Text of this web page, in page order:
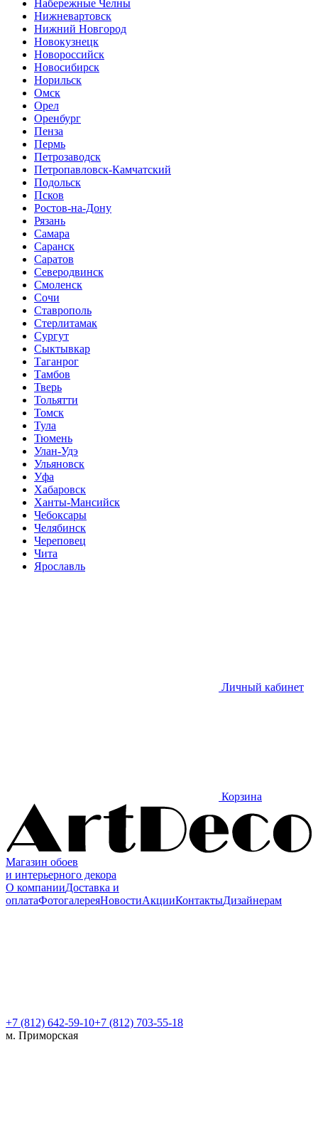
Набережные Челны
Нижневартовск
Нижний Новгород
Новокузнецк
Новороссийск
Новосибирск
Норильск
Омск
Орел
Оренбург
Пенза
Пермь
Петрозаводск
Петропавловск-Камчатский
Подольск
Псков
Ростов-на-Дону
Рязань
Самара
Саранск
Саратов
Северодвинск
Смоленск
Сочи
Ставрополь
Стерлитамак
Сургут
Сыктывкар
Таганрог
Тамбов
Тверь
Тольятти
Томск
Тула
Тюмень
Улан-Удэ
Ульяновск
Уфа
Хабаровск
Ханты-Мансийск
Чебоксары
Челябинск
Череповец
Чита
Ярославль
Личный кабинет
Корзина
Магазин обоев
и интерьерного декора
О компанииДоставка и
оплатаФотогалереяНовостиАкцииКонтактыДизайнерам
+7 (812) 642-59-10+7 (812) 703-55-18
м. Приморская